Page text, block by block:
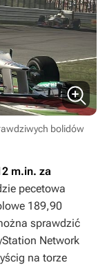
bolidów
m.in. za
pecetowa
189,90
sprawdzić
Network
na torze